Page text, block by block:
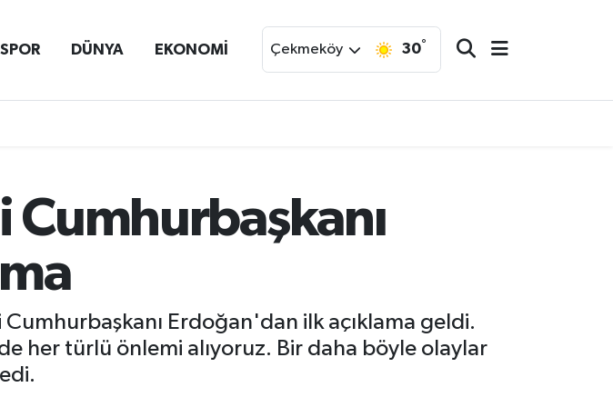
SPOR DÜNYA EKONOMİ Çekmeköy 30°
Erdoğan'dan ilk açıklama geldi.
her türlü önlemi alıyoruz. Bir daha böyle olaylar